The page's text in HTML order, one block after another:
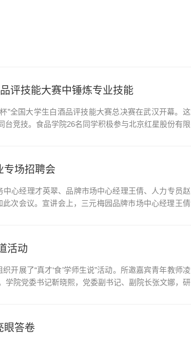
评技能大赛中锤炼专业技能
全国大学生白酒品评技能大赛总决赛在武汉开幕。
竞技。食品学院26名同学积极参与北京红星股份有
专场招聘会
心经理才英翠、品牌市场中心经理王倩、人力专员
次会议。宣讲会上，三元梅园品牌市场中心经理王
活动
开展了“真才‘食’学师生说”活动。所邀嘉宾青年教师
学院党委书记靳晓熙，党委副书记、副院长张文娜，
眼答卷